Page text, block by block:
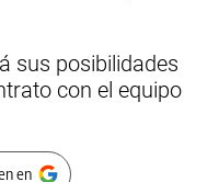
sus posibilidades
con el equipo
en